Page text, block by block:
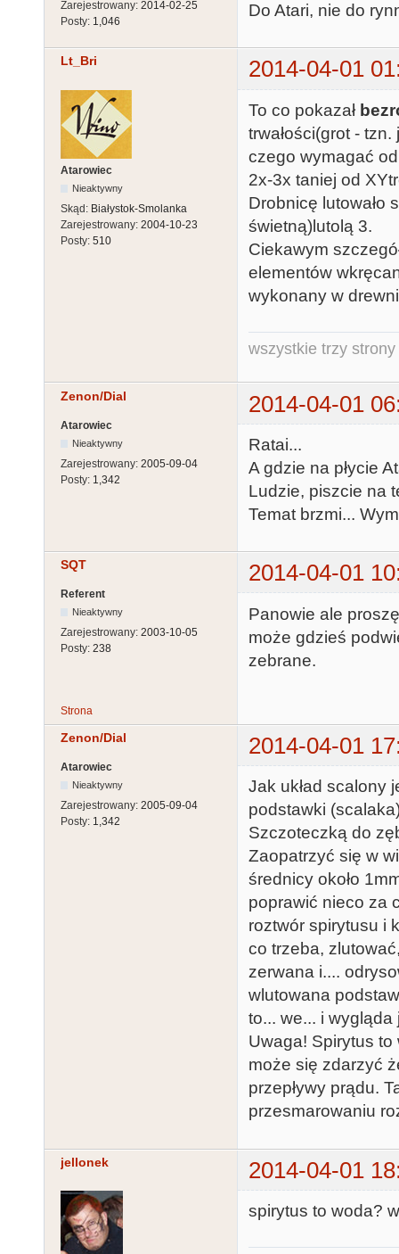
Zarejestrowany: 2014-02-25
Posty: 1,046
Do Atari, nie do
Lt_Bri 2014-04-01
Atarowiec
Nieaktywny
Skąd: Białystok-Smolanka
Zarejestrowany: 2004-10-23
Posty: 510
To co pokazał
trwałości(grot -
czego wymagać od
2x-3x taniej od
Drobnicę lutowało
świetną)lutolą 3.
Ciekawym
elementów
wykonany w
wszystkie trzy
Zenon/Dial 2014-04-01
Atarowiec
Nieaktywny
Zarejestrowany: 2005-09-04
Posty: 1,342
Ratai...
A gdzie na płycie
Ludzie, piszcie na
Temat brzmi...
SQT 2014-04-01
Referent
Nieaktywny
Zarejestrowany: 2003-10-05
Posty: 238
Panowie ale
może gdzieś
zebrane.
Strona
Zenon/Dial 2014-04-01
Atarowiec
Nieaktywny
Zarejestrowany: 2005-09-04
Posty: 1,342
Jak układ scalony
podstawki
Szczoteczką do
Zaopatrzyć się w
średnicy około
poprawić nieco za
roztwór spirytusu i
co trzeba,
zerwana i....
wlutowana
to... we... i wygląda
Uwaga! Spirytus to
może się zdarzyć
przepływy prądu.
przesmarowaniu
jellonek 2014-04-01
spirytus to woda?